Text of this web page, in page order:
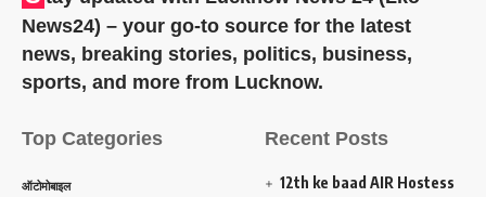
News24) – your go-to source for the latest
news, breaking stories, politics, business,
sports, and more from Lucknow.
Top Categories
ऑटोमोबाइल
Recent Posts
12th ke baad AIR Hostess